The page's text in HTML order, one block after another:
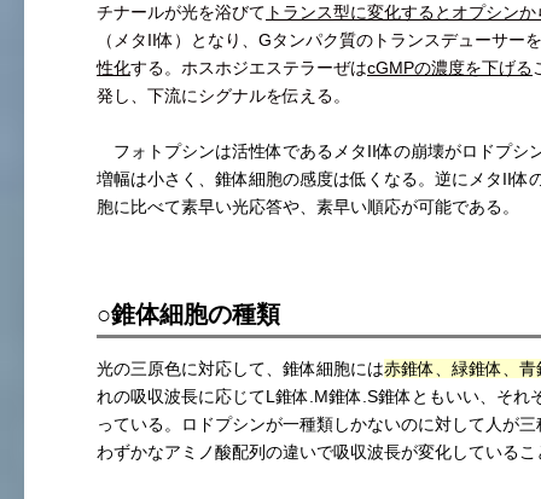
チナールが光を浴びて トランス型に変化するとオプシン
（メタII体）となり、Gタンパク質のトランスデューサー
性化する。ホスホジエステラーぜはcGMPの濃度を下げる
発し、下流にシグナルを伝える。
フォトプシンは活性体であるメタII体の崩壊がロドプシ
増幅は小さく、錐体細胞の感度は低くなる。逆にメタII体
胞に比べて素早い光応答や、素早い順応が可能である。
○錐体細胞の種類
光の三原色に対応して、錐体細胞には赤錐体、緑錐体、
れの吸収波長に応じてL錐体.M錐体.S錐体ともいい、それ
っている。ロドプシンが一種類しかないのに対して人が
わずかなアミノ酸配列の違いで吸収波長が変化している